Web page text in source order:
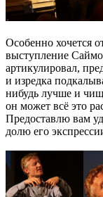
Особенно хочется
выступление
артикулировал,
и изредка
нибудь лучше и
он может всё это
Предоставлю вам
долю его